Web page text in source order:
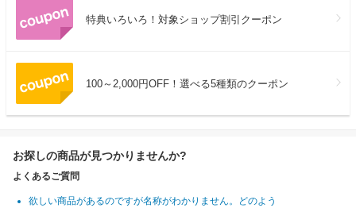
特典いろいろ！対象ショップ割引クーポン
100～2,000円OFF！選べる5種類のクーポン
お探しの商品が見つかりませんか?
よくあるご質問
欲しい商品があるのですが名称がわかりません。どのよう